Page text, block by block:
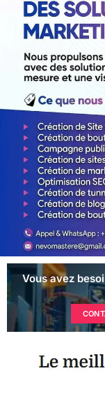
Vous avez